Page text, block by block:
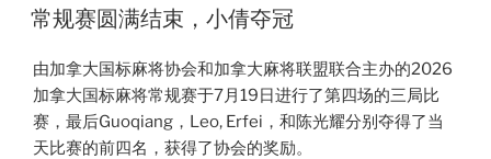
ON
常规赛圆满结束，小倩夺冠
由加拿大国标麻将协会和加拿大麻将联盟联合主办的2026
加拿大国标麻将常规赛于7月19日进行了第四场的三局比
赛，最后Guoqiang，Leo, Erfei，和陈光耀分别夺得了当
天比赛的前四名，获得了协会的奖励。